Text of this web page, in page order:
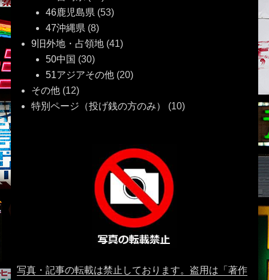
46鹿児島県 (53)
47沖縄県 (8)
9旧外地・占領地(41)
50中国 (30)
51アジアその他(20)
その他(12)
特別ページ（投げ銭の方のみ）
(10)
写真・記事の転載は禁止しております。盗用は「著作